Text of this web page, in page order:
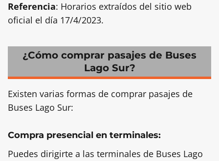
Referencia: Horarios extraídos del sitio web
oficial el día 17/4/2023.
¿Cómo comprar pasajes de Buses
Lago Sur?
Existen varias formas de comprar pasajes de
Buses Lago Sur:
Compra presencial en terminales:
Puedes dirigirte a las terminales de Buses Lago